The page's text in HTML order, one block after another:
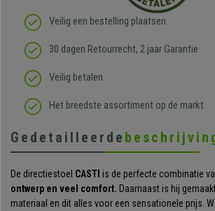
Veilig een bestelling plaatsen
30 dagen Retourrecht, 2 jaar Garantie
Veilig betalen
Het breedste assortiment op de markt
Gedetailleerde
De directiestoel CASTI is de perfecte combinatie
ontwerp en veel comfort. Daarnaast is hij
materiaal en dit alles voor een sensationele prijs.